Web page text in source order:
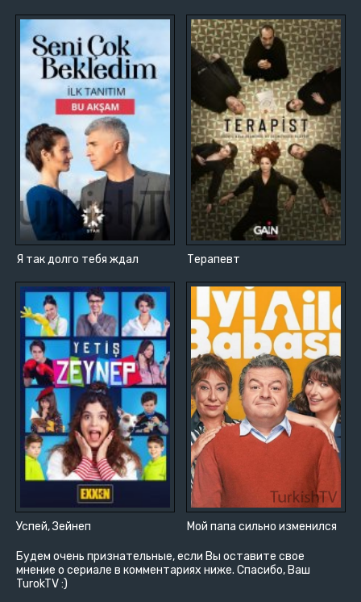
Я так долго тебя ждал Терапевт
Успей, Зейнеп Мой папа сильно изменился
Будем очень признательные, если Вы оставите свое
мнение о сериале в комментариях ниже. Спасибо, Ваш
TurokTV :)